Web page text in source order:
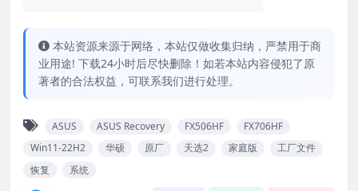
本站资源来源于网络，本站仅做收集归纳，严禁用于商
业用途! 下载24小时后尽快删除！如若本站内容侵犯了原
著者的合法权益，可联系我们进行处理。
ASUS ASUS Recovery FX506HF
FX706HF
Win11-22H2
华硕 原厂 天选2 家庭版
工厂文件
恢复
系统